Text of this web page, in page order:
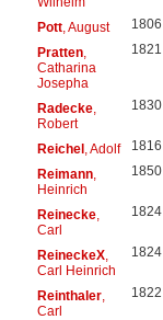
Pott, August 1806
Pratten,
Catharina
Josepha
1821
Radecke,
Robert
1830
Reichel, Adolf 1816
Reimann,
Heinrich
1850
Reinecke,
Carl
1824
ReineckeX,
Carl Heinrich
1824
Reinthaler,
Carl
1822